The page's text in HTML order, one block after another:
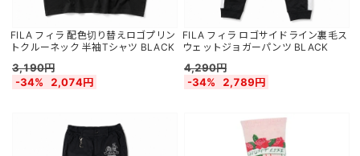
FILA フィラ 配色切り替えロゴプリン
トクルーネック 半袖Tシャツ BLACK
3,190円
-34%
2,074円
FILA フィラ ロゴサイドライン裏毛ス
ウェットジョガーパンツ BLACK
4,290円
-34%
2,789円